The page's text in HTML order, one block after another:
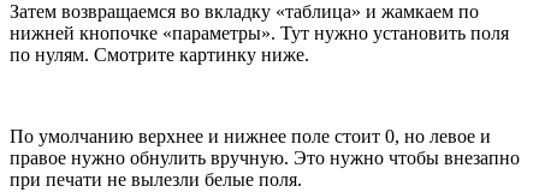
Затем возвращаемся во вкладку «таблица» и жамкаем по
нижней кнопочке «параметры». Тут нужно установить поля
по нулям. Смотрите картинку ниже.
По умолчанию верхнее и нижнее поле стоит 0, но левое и
правое нужно обнулить вручную. Это нужно чтобы внезапно
при печати не вылезли белые поля.